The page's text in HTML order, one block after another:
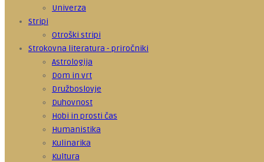
Univerza
Stripi
Otroški stripi
Strokovna literatura - priročniki
Astrologija
Dom in vrt
Družboslovje
Duhovnost
Hobi in prosti čas
Humanistika
Kulinarika
Kultura